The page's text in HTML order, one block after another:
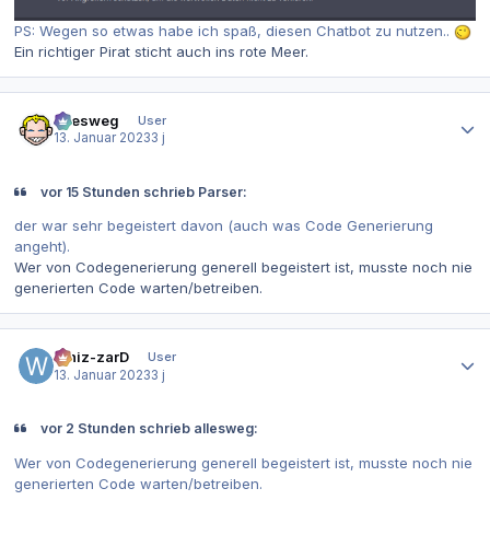
PS: Wegen so etwas habe ich spaß, diesen Chatbot zu nutzen..
Ein richtiger Pirat sticht auch ins rote Meer.
allesweg
User
13. Januar 20233 j
vor 15 Stunden schrieb Parser:
der war sehr begeistert davon (auch was Code Generierung
angeht).
Wer von Codegenerierung generell begeistert ist, musste noch nie
generierten Code warten/betreiben.
Whiz-zarD
User
13. Januar 20233 j
vor 2 Stunden schrieb allesweg:
Wer von Codegenerierung generell begeistert ist, musste noch nie
generierten Code warten/betreiben.